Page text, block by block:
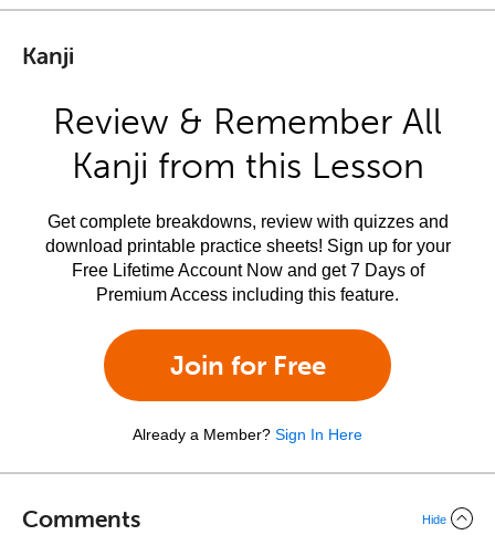
Kanji
Review & Remember All
Kanji from this Lesson
Get complete breakdowns, review with quizzes and
download printable practice sheets! Sign up for your
Free Lifetime Account Now and get 7 Days of
Premium Access including this feature.
Join for Free
Already a Member? Sign In Here
Comments Hide